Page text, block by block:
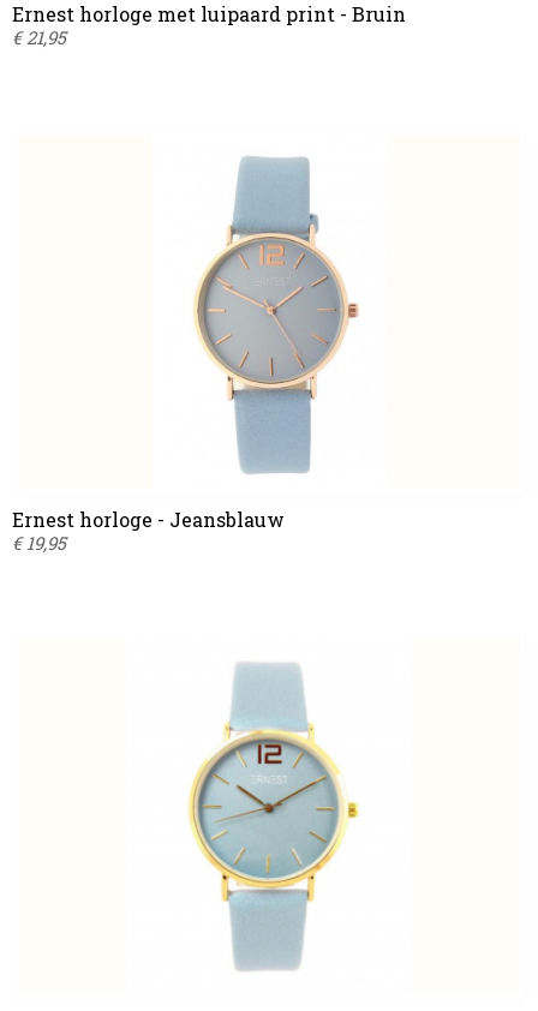
Ernest horloge met luipaard print - Bruin
€ 21,95
Ernest horloge - Jeansblauw
€ 19,95